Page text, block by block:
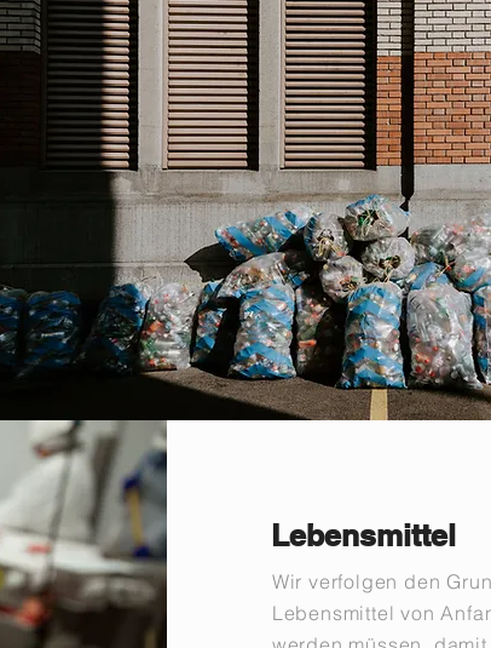
Lebensmittel
Wir verfolgen den
Lebensmittel von